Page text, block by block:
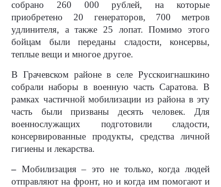
собрано 260 000 рублей, на которые
приобретено 20 генераторов, 700 метров
удлинителя, а также 25 лопат. Помимо этого
бойцам были переданы сладости, консервы,
теплые вещи и многое другое.
В Грачевском районе в селе Русскоигнашкино
собрали наборы в военную часть Саратова. В
рамках частичной мобилизации из района в эту
часть были призваны десять человек. Для
военнослужащих подготовили сладости,
консервированные продукты, средства личной
гигиены и лекарства.
– Мобилизация – это не только, когда людей
отправляют на фронт, но и когда им помогают и